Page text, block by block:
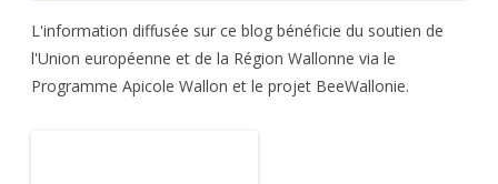
L'information diffusée sur ce blog bénéficie du soutien de
l'Union européenne et de la Région Wallonne via le
Programme Apicole Wallon et le projet BeeWallonie.